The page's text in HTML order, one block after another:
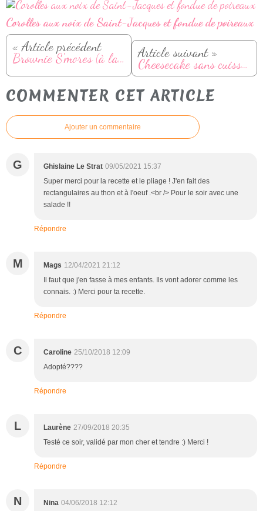
Corolles aux noix de Saint-Jacques et fondue de poireaux
« Article précédent
Brownie S'mores (à la guimauve et chocolat) Article suivant »
Cheesecake sans cuisson aux spéculoos, pommes et confiture de lait
COMMENTER CET ARTICLE
Ajouter un commentaire
G Ghislaine Le Strat 09/05/2021 15:37
Super merci pour la recette et le pliage ! J'en fait des
rectangulaires au thon et à l'oeuf .<br /> Pour le soir avec une
salade !!
Répondre
M Mags 12/04/2021 21:12
Il faut que j'en fasse à mes enfants. Ils vont adorer comme les
connais. :) Merci pour ta recette.
Répondre
C Caroline 25/10/2018 12:09
Adopté????
Répondre
L Laurène 27/09/2018 20:35
Testé ce soir, validé par mon cher et tendre :) Merci !
Répondre
N Nina 04/06/2018 12:12